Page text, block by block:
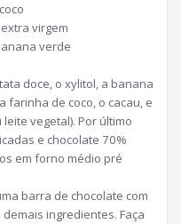
virgem
verde
doce, o xylitol, a banana
farinha de coco, o cacau, e
vegetal). Por último
e chocolate 70%
em forno médio pré
barra de chocolate com
ingredientes. Faça